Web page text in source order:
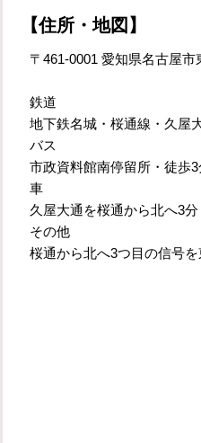
【住所・地図】
〒461-0001 愛知県名古屋市
鉄道
地下鉄名城・桜通線・久屋
バス
市政資料館南停留所・徒歩3
車
久屋大通を桜通から北へ3分
その他
桜通から北へ3つ目の信号